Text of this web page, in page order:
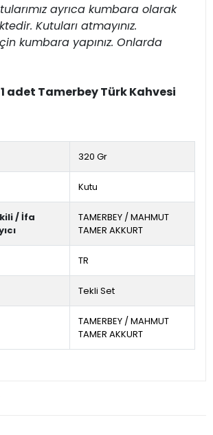
ayrıca kumbara olarak
Kutuları atmayınız.
kumbara yapınız. Onlarda
adet Tamerbey Türk Kahvesi
320 Gr
Kutu
/ İfa
TAMERBEY / MAHMUT
TAMER AKKURT
TR
Tekli Set
TAMERBEY / MAHMUT
TAMER AKKURT